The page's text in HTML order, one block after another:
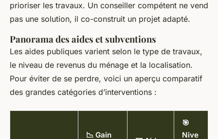
prioriser les travaux. Un conseiller compétent ne vend
pas une solution, il co-construit un projet adapté.
Panorama des aides et subventions
Les aides publiques varient selon le type de travaux,
le niveau de revenus du ménage et la localisation.
Pour éviter de se perdre, voici un aperçu comparatif
des grandes catégories d’interventions :
📉 Gain
🎯
Nive